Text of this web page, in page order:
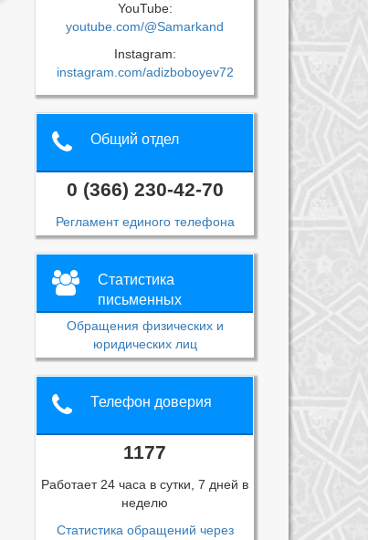
YouTube:
youtube.com/@Samarkand
Instagram:
instagram.com/adizboboyev72
Общий отдел
0 (366) 230-42-70
Регламент единого телефона
Статистика
письменных
обращений
Обращения физических и
юридических лиц
Телефон доверия
1177
Работает 24 часа в сутки, 7 дней в
неделю
Статистика обращений через